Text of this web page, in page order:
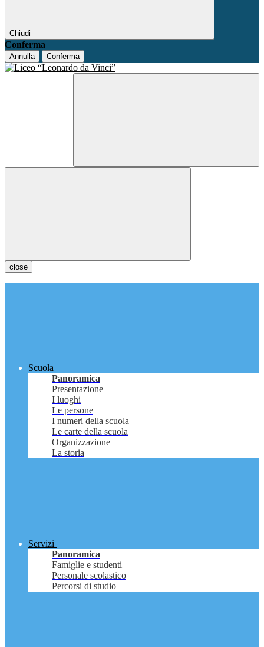
Chiudi
Conferma
Annulla Conferma
close
Scuola
Panoramica
Presentazione
I luoghi
Le persone
I numeri della scuola
Le carte della scuola
Organizzazione
La storia
Servizi
Panoramica
Famiglie e studenti
Personale scolastico
Percorsi di studio